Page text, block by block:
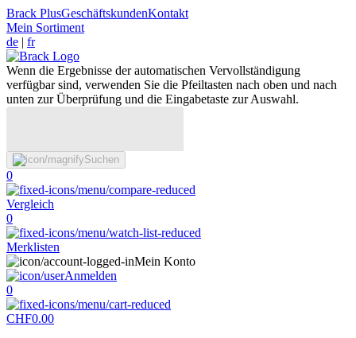
Brack PlusGeschäftskundenKontakt
Mein Sortiment
de | fr
Wenn die Ergebnisse der automatischen Vervollständigung
verfügbar sind, verwenden Sie die Pfeiltasten nach oben und nach
unten zur Überprüfung und die Eingabetaste zur Auswahl.
Suchen
0
Vergleich
0
Merklisten
Mein Konto
Anmelden
0
CHF0.00